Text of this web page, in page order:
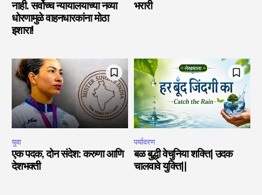
नाही. सर्वोच्च न्यायालयाच्या नव्या
धोरणामुळे वाहनधारकांना मोठा
इशारा!
भरारी
युवा
एक पदक, दोन संदेश: करुणा आणि
देशभक्ती
पर्यावरण
बळ बुद्धी वेचुनिया शक्ति| उदक
चालवावे युक्ति||